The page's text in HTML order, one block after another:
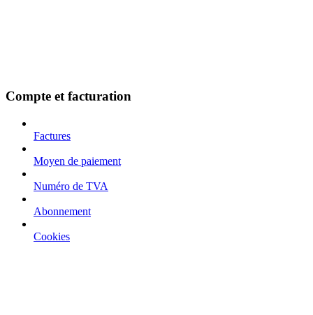
Compte et facturation
Factures
Moyen de paiement
Numéro de TVA
Abonnement
Cookies